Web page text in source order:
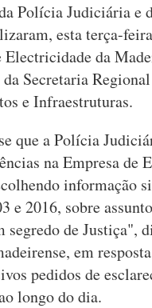
Polícia Judiciária e
esta terça-
Electricidade da
Secretaria
e Infraestruturas.
que a Polícia
na Empresa de
informação
e 2016, sobre
segredo de Justiça",
em
pedidos de
longo do dia.